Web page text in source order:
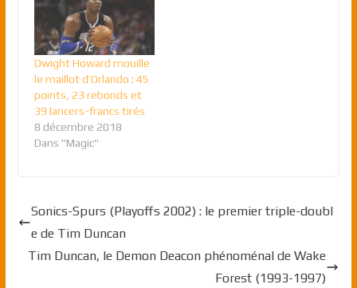
Dwight Howard mouille
le maillot d’Orlando : 45
points, 23 rebonds et
39 lancers-francs tirés
8 décembre 2018
Dans "Magic"
Sonics-Spurs (Playoffs 2002) : le premier triple-doubl
e de Tim Duncan
Tim Duncan, le Demon Deacon phénoménal de Wake
Forest (1993-1997)